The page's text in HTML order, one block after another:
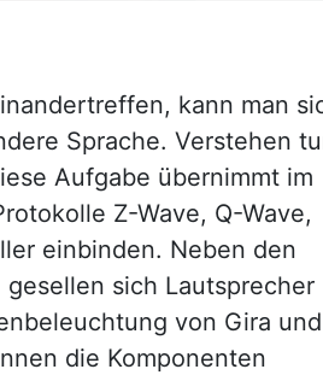
kann man
Sprache. Verstehen
Aufgabe übernimmt im
Z-Wave, Q-Wave,
einbinden. Neben den
sich Lautsprecher
von Gira und
die Komponenten